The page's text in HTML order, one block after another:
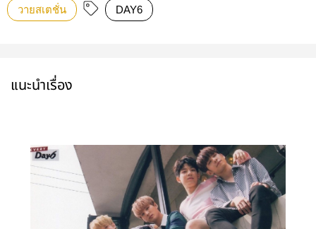
วายสเตชั่น DAY6
แนะนำเรื่อง